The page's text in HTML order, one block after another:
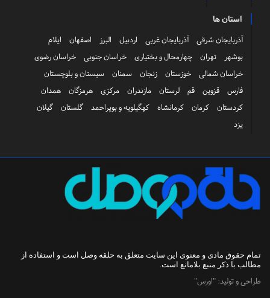
استان ها
آذربایجان شرقی آذربایجان غربی اردبیل البرز اصفهان
ایلام
بوشهر
تهران چهارمحال و بختیاری خراسان جنوبی
خراسان رضوی
خراسان شمالی
خوزستان زنجان سمنان
سیستان و بلوچستان
فارس
قزوین قم لرستان مازندران مرکزی هرمزگان
همدان
کردستان
کرمان کرمانشاه کهگیلویه و بویراحمد گلستان
گیلان
یزد
تمام حقوق مادی و معنوی این سایت متعلق به حلقه وصل است و استفاده از
مطالب با ذکر منبع بلامانع است.
طراحی و تولید: "اورس"